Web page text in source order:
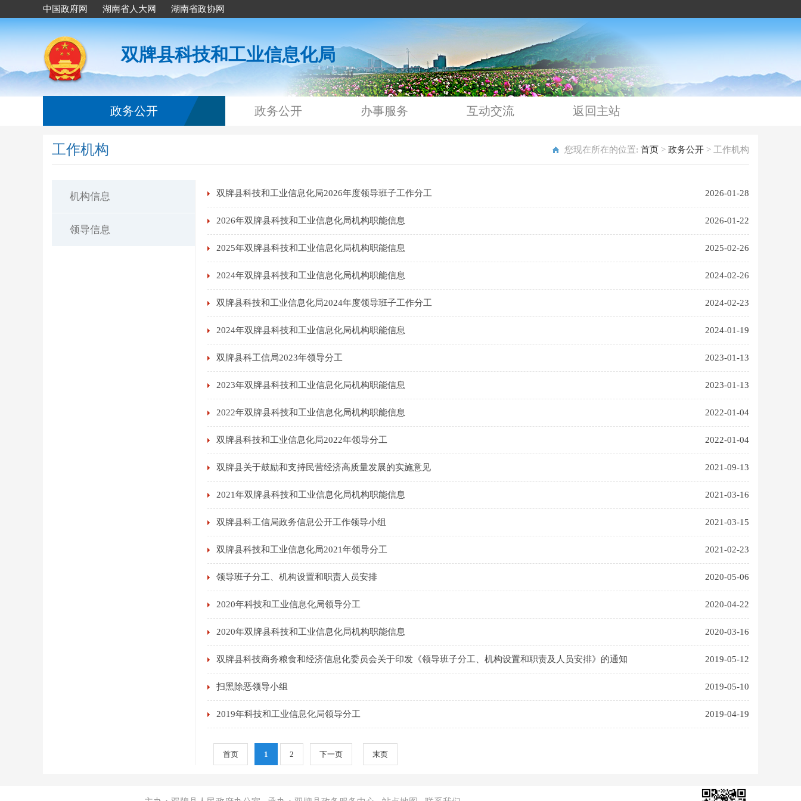
中国政府网 湖南省人大网 湖南省政协网
双牌县科技和工业信息化局
政务公开 政务公开 办事服务 互动交流 返回主站
工作机构 您现在所在的位置: 首页 > 政务公开 > 工作机构
机构信息
领导信息
2026-01-28
双牌县科技和工业信息化局2026年度领导班子工作分工
2026-01-22
2026年双牌县科技和工业信息化局机构职能信息
2025-02-26
2025年双牌县科技和工业信息化局机构职能信息
2024-02-26
2024年双牌县科技和工业信息化局机构职能信息
2024-02-23
双牌县科技和工业信息化局2024年度领导班子工作分工
2024-01-19
2024年双牌县科技和工业信息化局机构职能信息
2023-01-13
双牌县科工信局2023年领导分工
2023-01-13
2023年双牌县科技和工业信息化局机构职能信息
2022-01-04
2022年双牌县科技和工业信息化局机构职能信息
2022-01-04
双牌县科技和工业信息化局2022年领导分工
2021-09-13
双牌县关于鼓励和支持民营经济高质量发展的实施意见
2021-03-16
2021年双牌县科技和工业信息化局机构职能信息
2021-03-15
双牌县科工信局政务信息公开工作领导小组
2021-02-23
双牌县科技和工业信息化局2021年领导分工
2020-05-06
领导班子分工、机构设置和职责人员安排
2020-04-22
2020年科技和工业信息化局领导分工
2020-03-16
2020年双牌县科技和工业信息化局机构职能信息
2019-05-12
双牌县科技商务粮食和经济信息化委员会关于印发《领导班子分工、机构设置和职责及人员安排》的通知
2019-05-10
扫黑除恶领导小组
2019-04-19
2019年科技和工业信息化局领导分工
首页 1 2 下一页 末页